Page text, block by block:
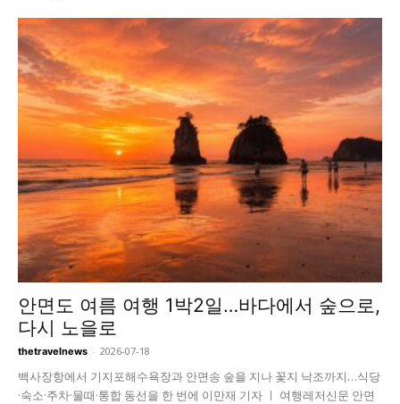
안면도 여름 여행 1박2일…바다에서 숲으로,
다시 노을로
thetravelnews - 2026-07-18
백사장항에서 기지포해수욕장과 안면송 숲을 지나 꽃지 낙조까지…식당
·숙소·주차·물때·통합 동선을 한 번에 이만재 기자 ㅣ 여행레저신문 안면